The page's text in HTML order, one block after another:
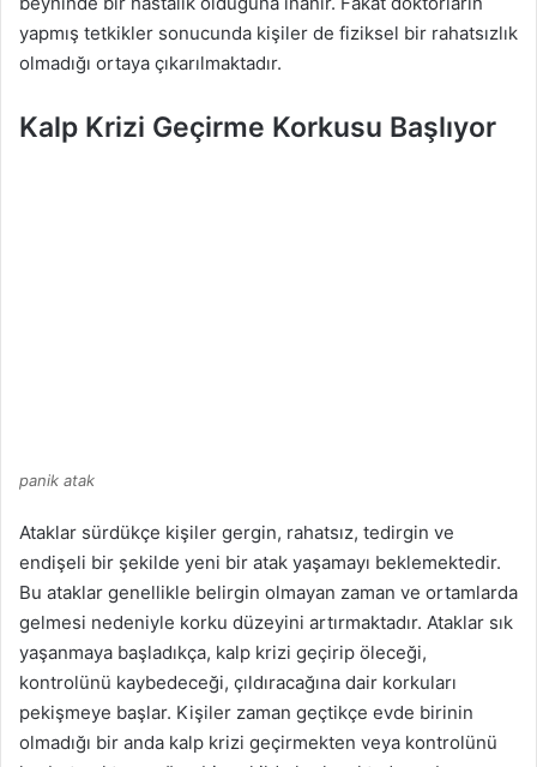
yapmış tetkikler sonucunda kişiler de fiziksel bir rahatsızlık
olmadığı ortaya çıkarılmaktadır.
Kalp Krizi Geçirme Korkusu Başlıyor
panik atak
Ataklar sürdükçe kişiler gergin, rahatsız, tedirgin ve
endişeli bir şekilde yeni bir atak yaşamayı beklemektedir.
Bu ataklar genellikle belirgin olmayan zaman ve ortamlarda
gelmesi nedeniyle korku düzeyini artırmaktadır. Ataklar sık
yaşanmaya başladıkça, kalp krizi geçirip öleceği,
kontrolünü kaybedeceği, çıldıracağına dair korkuları
pekişmeye başlar. Kişiler zaman geçtikçe evde birinin
olmadığı bir anda kalp krizi geçirmekten veya kontrolünü